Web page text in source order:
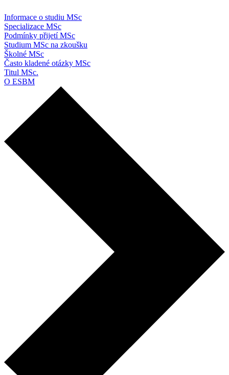
Informace o studiu MSc
Specializace MSc
Podmínky přijetí MSc
Studium MSc na zkoušku
Školné MSc
Často kladené otázky MSc
Titul MSc.
O ESBM